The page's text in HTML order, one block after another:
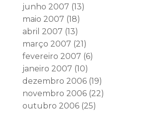
junho 2007 (13)
maio 2007 (18)
abril 2007 (13)
março 2007 (21)
fevereiro 2007 (6)
janeiro 2007 (10)
dezembro 2006(19)
novembro 2006(22)
outubro 2006(25)